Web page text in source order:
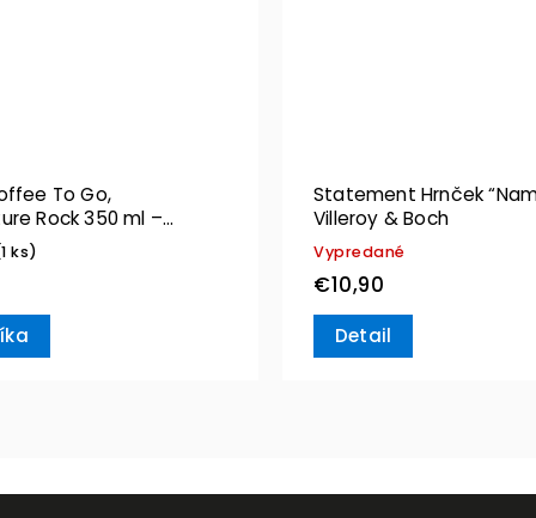
To Go,
Rock 350 ml –
ks)
Statement Hrnček
Villeroy & Boch
Vypredané
€10,90
Detail